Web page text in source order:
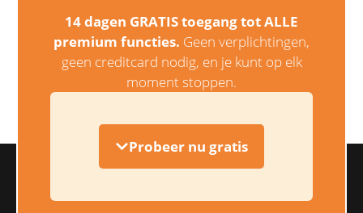
14 dagen GRATIS toegang tot ALLE
premium functies. Geen verplichtingen,
geen creditcard nodig, en je kunt op elk
moment stoppen.
Probeer nu gratis